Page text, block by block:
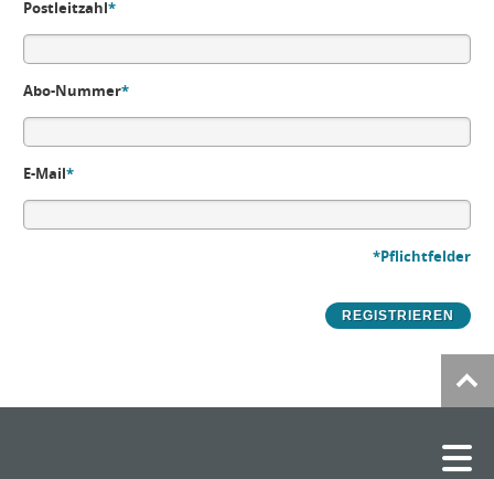
Postleitzahl*
Abo-Nummer*
E-Mail*
*Pflichtfelder